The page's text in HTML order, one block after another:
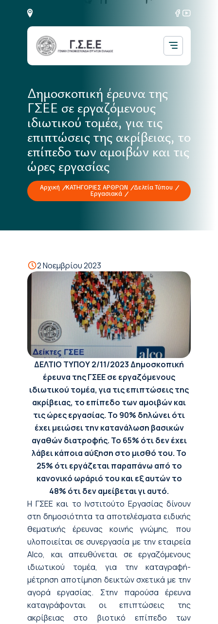
Δημοσκοπική έρευνα της
ΓΣΕΕ σε εργαζόμενους
ιδιωτικού τομέα, για τις
επιπτώσεις της ακρίβειας, το
επίπεδο των αμοιβών και τις
ώρες εργασίας
Αρχική ΚΑΤΗΓΟΡΙΕΣ ΑΡΘΡΩΝ
Δελτία Τύπου
Εργασιακά
2 Νοεμβρίου 2023
ΔΕΛΤΙΟ ΤΥΠΟΥ2/11/2023Δημοσκοπική
έρευνα της ΓΣΕΕ σε εργαζόμενους
ιδιωτικού τομέα, για τις επιπτώσεις της
ακρίβειας, το επίπεδο των αμοιβών και
τις ώρες εργασίας. Το 90% δηλώνει ότι
έχει μειώσει την κατανάλωση βασικών
αγαθών διατροφής. Το 65% ότι δεν έχει
λάβει κάποια αύξηση στο μισθό του. Το
25% ότι εργάζεται παραπάνω από το
κανονικό ωράριό του και εξ αυτών το
48% ότι δεν αμείβεται γι αυτό.
Η ΓΣΕΕ και το Ινστιτούτο Εργασίας δίνουν
στη δημοσιότητα τα αποτελέσματα ειδικής
θεματικής έρευνας κοινής γνώμης, που
υλοποιείται σε συνεργασία με την εταιρεία
Alco, και απευθύνεται σε εργαζόμενους
ιδιωτικού τομέα, για την καταγραφή-
μέτρηση αποτίμηση δεικτών σχετικά με την
αγορά εργασίας. Στην παρούσα έρευνα
καταγράφονται οι επιπτώσεις της
ακρίβειας στο βιοτικό επίπεδο των